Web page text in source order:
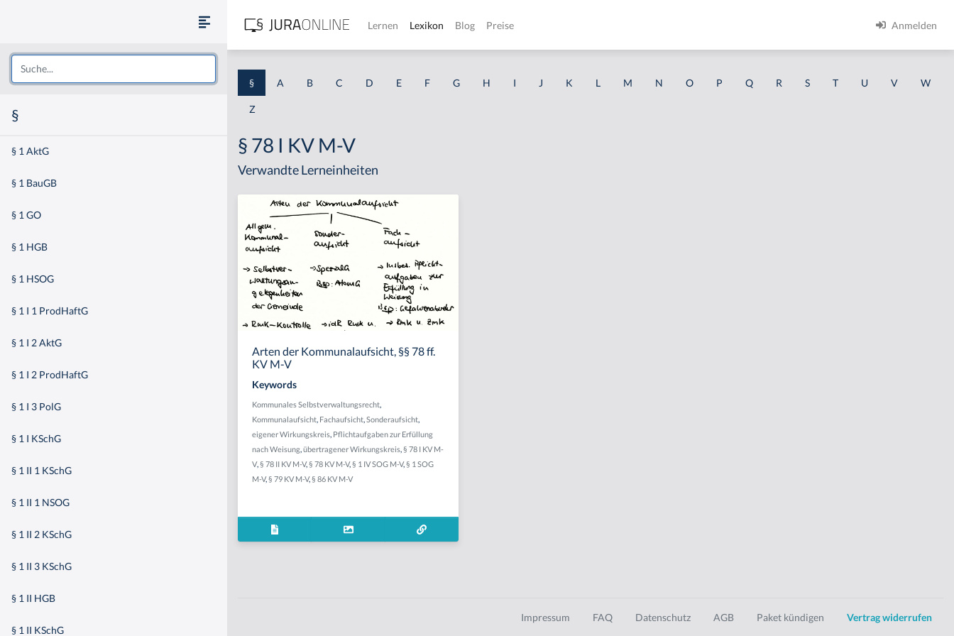
§
§ 1 AktG
§ 1 BauGB
§ 1 GO
§ 1 HGB
§ 1 HSOG
§ 1 I 1 ProdHaftG
§ 1 I 2 AktG
§ 1 I 2 ProdHaftG
§ 1 I 3 PolG
§ 1 I KSchG
§ 1 II 1 KSchG
§ 1 II 1 NSOG
§ 1 II 2 KSchG
§ 1 II 3 KSchG
§ 1 II HGB
§ 1 II KSchG
Lernen Lexikon Blog Preise Anmelden
§ A B C D E F G H I J K L M N O P Q R S T U V W
Z
§ 78 I KV M-V
Verwandte Lerneinheiten
Arten der Kommunalaufsicht, §§ 78 ff.
KV M-V
Keywords
Kommunales Selbstverwaltungsrecht,
Kommunalaufsicht, Fachaufsicht,Sonderaufsicht,
eigener Wirkungskreis, Pflichtaufgaben zur Erfüllung
nach Weisung,übertragener Wirkungskreis,§ 78 I KV M-
V,§ 78 II KV M-V,§ 78 KV M-V,§ 1 IV SOG M-V,§ 1 SOG
M-V,§ 79 KV M-V,§ 86 KV M-V
Impressum FAQ Datenschutz AGB Paket kündigen Vertrag widerrufen